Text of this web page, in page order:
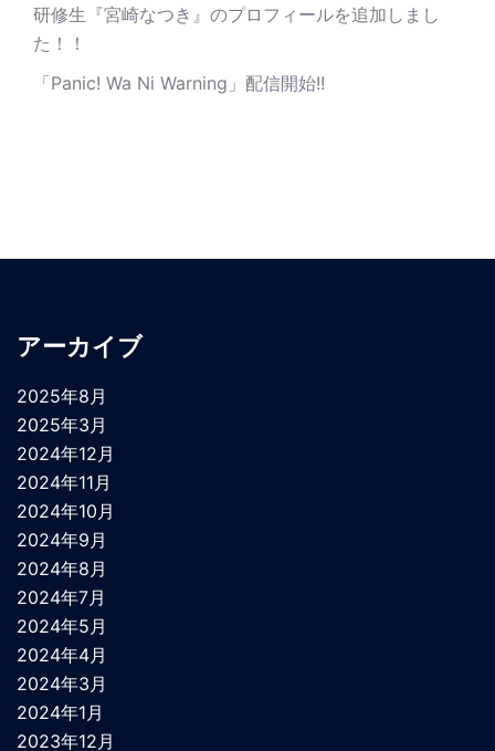
研修生『宮崎なつき』のプロフィールを追加しまし
た！！
「Panic! Wa Ni Warning」配信開始!!
アーカイブ
2025年8月
2025年3月
2024年12月
2024年11月
2024年10月
2024年9月
2024年8月
2024年7月
2024年5月
2024年4月
2024年3月
2024年1月
2023年12月